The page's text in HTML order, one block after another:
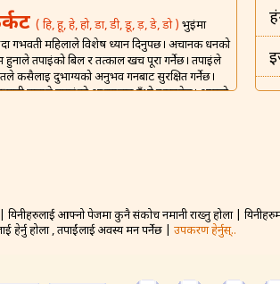
( हि, हू, हे, हो, डा, डी, डू, ड़, डे, डो )भुईंमा
गर्भवती महिलाले विशेष ध्यान दिनुपर्छ। अचानक धनको
हुनाले तपाईंको बिल र तत्काल खर्च पूरा गर्नेछ। तपाईंले
कसैलाई दुर्भाग्यको अनुभव गर्नबाट सुरक्षित गर्नेछ।
हावाले तपाईंको आत्मालाई उँभो उठाउनेछ। आफ्नो
र आनन्दको लागि प्रोत्साहन दिनेछ। नयाँ प्रेम जडान
बलियो हुनेछ तर व्यक्तिगत र गोप्य जानकारी प्रकट
आफ्नो पेजमा कुनै संकोच नमानी राख्नु होला |
हेर्नु होला , तपाईंलाई अवस्य मन पर्नेछ | उपकरण हेर्नुस्..